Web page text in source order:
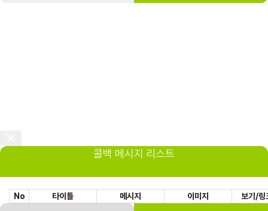
콜백 메시지 리스트
No 타이틀 메시지 이미지 보기/링